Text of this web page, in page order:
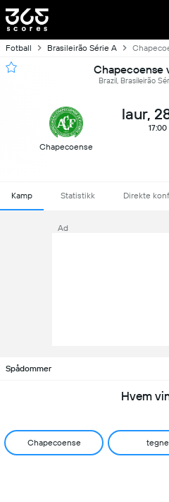
Fotball Brasileirão Série A
Chapecoense
Brazil, Brasileirão
Chapecoense
laur,
17:00
Kamp Statistikk Direkte
Ad
Spådommer
Hvem
Chapecoense tegne